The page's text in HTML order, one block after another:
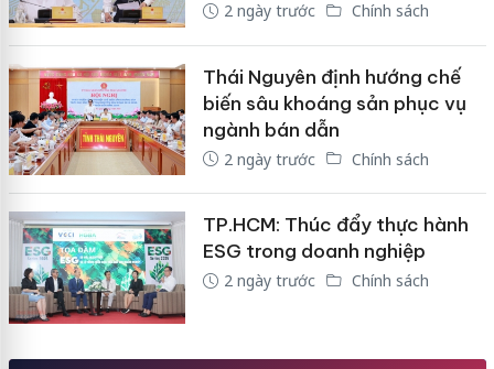
2 ngày trước Chính sách
Thái Nguyên định hướng chế
biến sâu khoáng sản phục vụ
ngành bán dẫn
2 ngày trước Chính sách
TP.HCM: Thúc đẩy thực hành
ESG trong doanh nghiệp
2 ngày trước Chính sách